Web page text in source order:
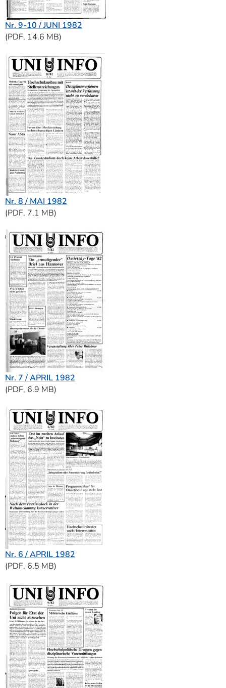
Nr. 9-10 / JUNI 1982
(PDF, 14.6 MB)
Nr. 8 / MAI 1982
(PDF, 7.1 MB)
Nr. 7 / APRIL 1982
(PDF, 6.9 MB)
Nr. 6 / APRIL 1982
(PDF, 6.5 MB)